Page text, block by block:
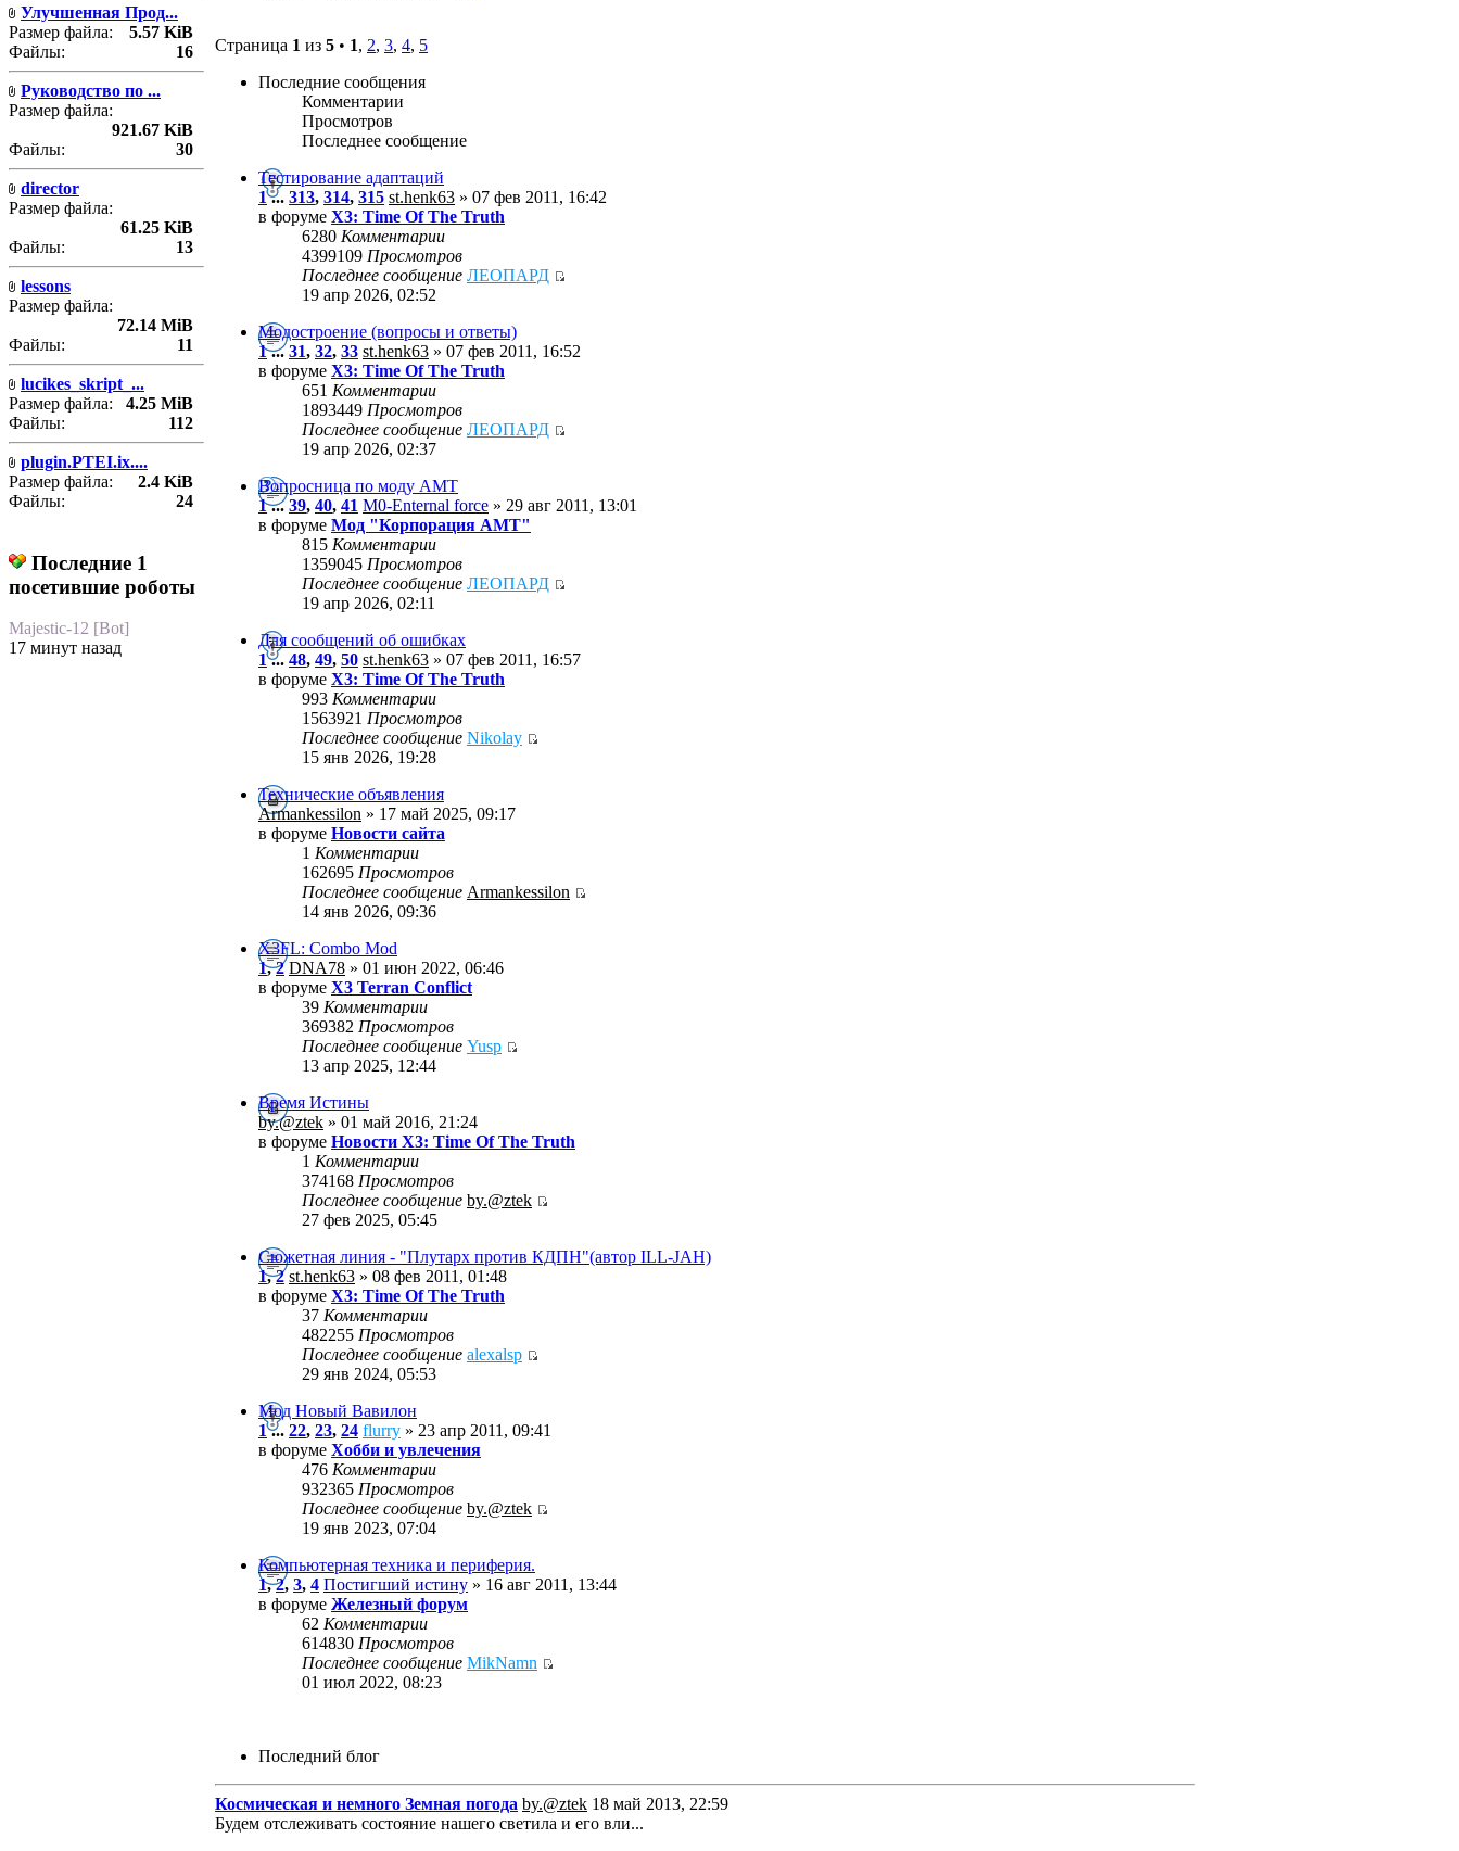
Улучшенная Прод...
Размер файла:
5.57 KiB
Файлы:
16
Руководство по ...
Размер файла:
921.67 KiB
Файлы:
30
director
Размер файла:
61.25 KiB
Файлы:
13
lessons
Размер файла:
72.14 MiB
Файлы:
11
lucikes_skript_...
Размер файла:
4.25 MiB
Файлы:
112
plugin.PTEI.ix....
Размер файла:
2.4 KiB
Файлы:
24
Последние 1
посетившие роботы
Majestic-12 [Bot]
17 минут назад
Страница 1 из 5 • 1, 2, 3, 4, 5
Последние сообщения
Комментарии
Просмотров
Последнее сообщение
Тестирование адаптаций
1... 313, 314, 315 st.henk63 » 07 фев 2011, 16:42
в форуме X3: Time Of The Truth
6280 Комментарии
4399109 Просмотров
Последнее сообщение ЛЕОПАРД
19 апр 2026, 02:52
Модостроение (вопросы и ответы)
1...31, 32, 33 st.henk63 » 07 фев 2011, 16:52
в форуме X3: Time Of The Truth
651 Комментарии
1893449 Просмотров
Последнее сообщение ЛЕОПАРД
19 апр 2026, 02:37
Вопросница по моду АМТ
1...39, 40, 41 M0-Enternal force » 29 авг 2011, 13:01
в форуме Мод "Корпорация АМТ"
815 Комментарии
1359045 Просмотров
Последнее сообщение ЛЕОПАРД
19 апр 2026, 02:11
Для сообщений об ошибках
1... 48, 49, 50 st.henk63 » 07 фев 2011, 16:57
в форуме X3: Time Of The Truth
993 Комментарии
1563921 Просмотров
Последнее сообщение Nikolay
15 янв 2026, 19:28
Технические объявления
Armankessilon » 17 май 2025, 09:17
в форуме Новости сайта
1 Комментарии
162695 Просмотров
Последнее сообщение Armankessilon
14 янв 2026, 09:36
X3FL: Combo Mod
1,2 DNA78 » 01 июн 2022, 06:46
в форуме X3 Terran Conflict
39 Комментарии
369382 Просмотров
Последнее сообщение Yusp
13 апр 2025, 12:44
Время Истины
by.@ztek » 01 май 2016, 21:24
в форуме Новости X3: Time Of The Truth
1 Комментарии
374168 Просмотров
Последнее сообщение by.@ztek
27 фев 2025, 05:45
Сюжетная линия - "Плутарх против КДПН"(автор ILL-JAH)
1,2 st.henk63 » 08 фев 2011, 01:48
в форуме X3: Time Of The Truth
37 Комментарии
482255 Просмотров
Последнее сообщение alexalsp
29 янв 2024, 05:53
Мод Новый Вавилон
1... 22, 23, 24 flurry » 23 апр 2011, 09:41
в форуме Хобби и увлечения
476 Комментарии
932365 Просмотров
Последнее сообщение by.@ztek
19 янв 2023, 07:04
Компьютерная техника и периферия.
1,2, 3, 4 Постигший истину » 16 авг 2011, 13:44
в форуме Железный форум
62 Комментарии
614830 Просмотров
Последнее сообщение MikNamn
01 июл 2022, 08:23
Последний блог
Космическая и немного Земная погода by.@ztek 18 май 2013, 22:59
Будем отслеживать состояние нашего светила и его вли...